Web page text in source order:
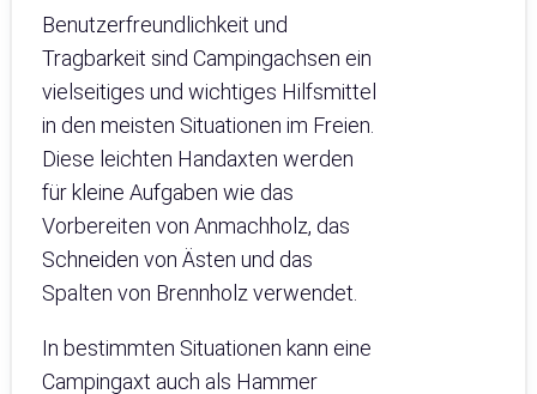
Benutzerfreundlichkeit und
Tragbarkeit sind Campingachsen ein
vielseitiges und wichtiges Hilfsmittel
in den meisten Situationen im Freien.
Diese leichten Handaxten werden
für kleine Aufgaben wie das
Vorbereiten von Anmachholz, das
Schneiden von Ästen und das
Spalten von Brennholz verwendet.
In bestimmten Situationen kann eine
Campingaxt auch als Hammer